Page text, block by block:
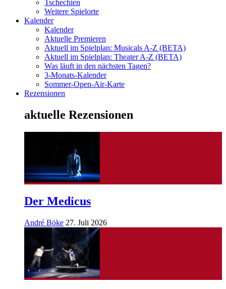
Tschechien
Weitere Spielorte
Kalender
Kalender
Aktuelle Premieren
Aktuell im Spielplan: Musicals A-Z (BETA)
Aktuell im Spielplan: Theater A-Z (BETA)
Was läuft in den nächsten Tagen?
3-Monats-Kalender
Sommer-Open-Air-Karte
Rezensionen
aktuelle Rezensionen
Der Medicus
André Böke 27. Juli 2026